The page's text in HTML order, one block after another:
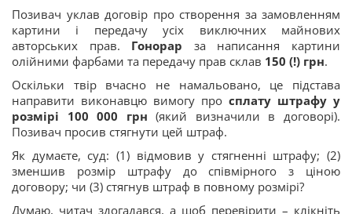
Позивач уклав договір про створення за замовленням
картини і передачу усіх виключних майнових
авторських прав. Гонорар за написання картини
олійними фарбами та передачу прав склав 150 (!) грн.
Оскільки твір вчасно не намальовано, це підстава
направити виконавцю вимогу про сплату штрафу у
розмірі 100 000 грн (який визначили в договорі).
Позивач просив стягнути цей штраф.
Як думаєте, суд: (1) відмовив у стягненні штрафу; (2)
зменшив розмір штрафу до співмірного з ціною
договору; чи (3) стягнув штраф в повному розмірі?
Думаю, читач здогадався, а щоб перевірити – клікніть